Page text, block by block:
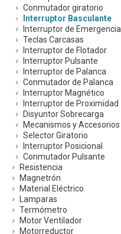
Conmutador giratorio
Interruptor Basculante
Interruptor de Emergencia
Teclas Carcasas
Interruptor de Flotador
Interruptor Pulsante
Interruptor de Palanca
Conmutador de Palanca
Interruptor Magnético
Interruptor de Proximidad
Disyuntor Sobrecarga
Mecanismos y Accesorios
Selector Giratorio
Interruptor Posicional
Conmutador Pulsante
Resistencia
Magnetrón
Material Eléctrico
Lamparas
Termómetro
Motor Ventilador
Motorreductor